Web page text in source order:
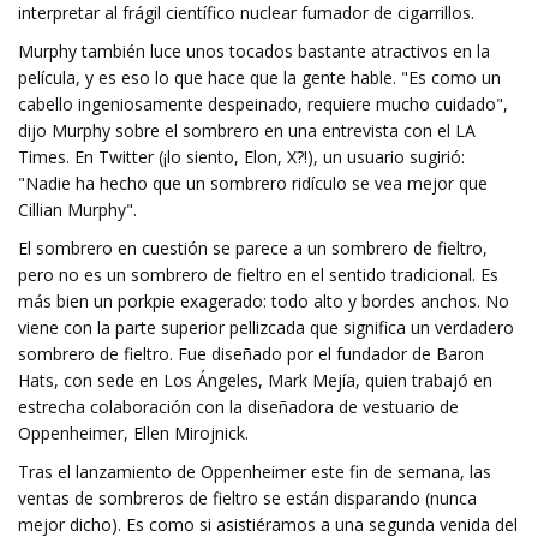
interpretar al frágil científico nuclear fumador de cigarrillos.
Murphy también luce unos tocados bastante atractivos en la
película, y es eso lo que hace que la gente hable. "Es como un
cabello ingeniosamente despeinado, requiere mucho cuidado",
dijo Murphy sobre el sombrero en una entrevista con el LA
Times. En Twitter (¡lo siento, Elon, X?!), un usuario sugirió:
"Nadie ha hecho que un sombrero ridículo se vea mejor que
Cillian Murphy".
El sombrero en cuestión se parece a un sombrero de fieltro,
pero no es un sombrero de fieltro en el sentido tradicional. Es
más bien un porkpie exagerado: todo alto y bordes anchos. No
viene con la parte superior pellizcada que significa un verdadero
sombrero de fieltro. Fue diseñado por el fundador de Baron
Hats, con sede en Los Ángeles, Mark Mejía, quien trabajó en
estrecha colaboración con la diseñadora de vestuario de
Oppenheimer, Ellen Mirojnick.
Tras el lanzamiento de Oppenheimer este fin de semana, las
ventas de sombreros de fieltro se están disparando (nunca
mejor dicho). Es como si asistiéramos a una segunda venida del